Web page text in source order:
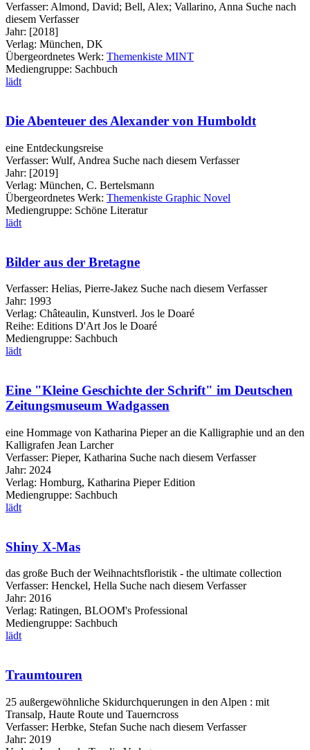
Verfasser: Almond, David; Bell, Alex; Vallarino, Anna Suche nach
diesem Verfasser
Jahr: [2018]
Verlag: München, DK
Übergeordnetes Werk: Themenkiste MINT
Mediengruppe: Sachbuch
lädt
Die Abenteuer des Alexander von Humboldt
eine Entdeckungsreise
Verfasser: Wulf, Andrea Suche nach diesem Verfasser
Jahr: [2019]
Verlag: München, C. Bertelsmann
Übergeordnetes Werk: Themenkiste Graphic Novel
Mediengruppe: Schöne Literatur
lädt
Bilder aus der Bretagne
Verfasser: Helias, Pierre-Jakez Suche nach diesem Verfasser
Jahr: 1993
Verlag: Châteaulin, Kunstverl. Jos le Doaré
Reihe: Editions D'Art Jos le Doaré
Mediengruppe: Sachbuch
lädt
Eine "Kleine Geschichte der Schrift" im Deutschen
Zeitungsmuseum Wadgassen
eine Hommage von Katharina Pieper an die Kalligraphie und an den
Kalligrafen Jean Larcher
Verfasser: Pieper, Katharina Suche nach diesem Verfasser
Jahr: 2024
Verlag: Homburg, Katharina Pieper Edition
Mediengruppe: Sachbuch
lädt
Shiny X-Mas
das große Buch der Weihnachtsfloristik - the ultimate collection
Verfasser: Henckel, Hella Suche nach diesem Verfasser
Jahr: 2016
Verlag: Ratingen, BLOOM's Professional
Mediengruppe: Sachbuch
lädt
Traumtouren
25 außergewöhnliche Skidurchquerungen in den Alpen : mit
Transalp, Haute Route und Tauerncross
Verfasser: Herbke, Stefan Suche nach diesem Verfasser
Jahr: 2019